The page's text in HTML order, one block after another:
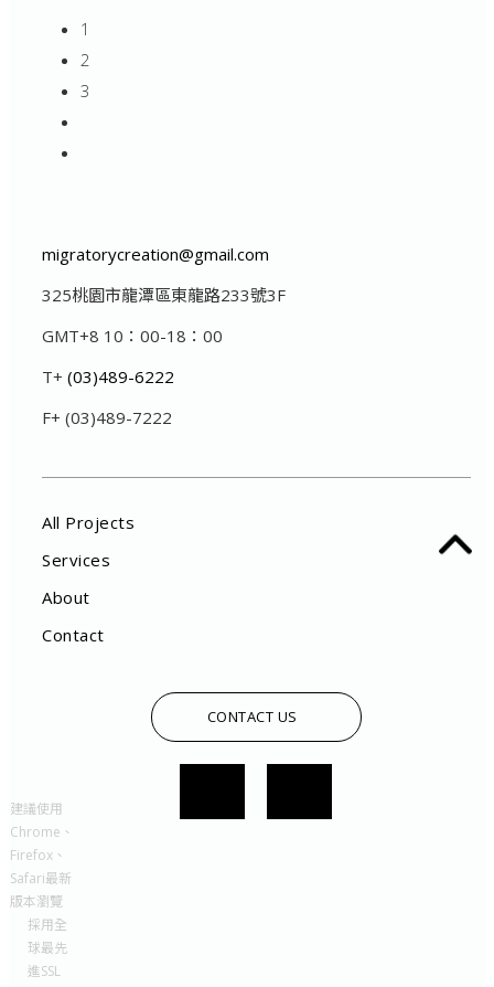
1
2
3
migratorycreation@gmail.com
325桃園市龍潭區東龍路233號3F
GMT+8 10：00-18：00
T+ (03)489-6222
F+ (03)489-7222
All Projects
Services
About
Contact
CONTACT US
建議使用
Chrome、
Firefox、
Safari最新
版本瀏覽
採用全
球最先
進SSL